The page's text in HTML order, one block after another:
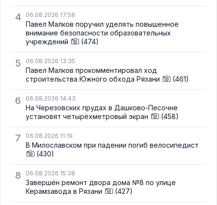
4 06.08.2026 17:58
Павел Малков поручил уделять повышенное
внимание безопасности образовательных
учреждений
(474)
5 06.08.2026 13:35
Павел Малков прокомментировал ход
строительства Южного обхода Рязани
(461)
6 06.08.2026 14:43
На Черезовских прудах в Дашково-Песочне
установят четырёхметровый экран
(458)
7 06.08.2026 11:19
В Милославском при падении погиб велосипедист
(430)
8 06.08.2026 15:38
Завершён ремонт двора дома №8 по улице
Керамзавода в Рязани
(427)